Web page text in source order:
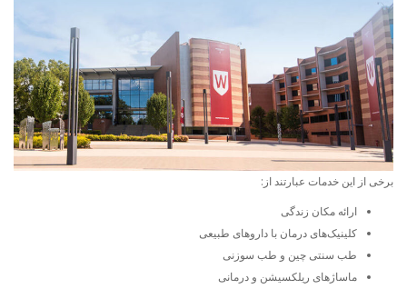
برخی از این خدمات عبارتند از:
ارائه مکان زندگی
کلینیک‌های درمان با داروهای طبیعی
طب سنتی چین و طب سوزنی
ماساژهای ریلکسیشن و درمانی